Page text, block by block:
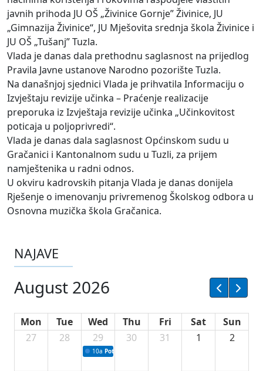
javnih prihoda JU OŠ „Živinice Gornje” Živinice, JU
„Gimnazija Živinice“, JU Mješovita srednja škola Živinice i
JU OŠ „Tušanj” Tuzla.
Vlada je danas dala prethodnu saglasnost na prijedlog
Pravila Javne ustanove Narodno pozorište Tuzla.
Na današnjoj sjednici Vlada je prihvatila Informaciju o
Izvještaju revizije učinka – Praćenje realizacije
preporuka iz Izvještaja revizije učinka „Učinkovitost
poticaja u poljoprivredi“.
Vlada je danas dala saglasnost Općinskom sudu u
Gračanici i Kantonalnom sudu u Tuzli, za prijem
namještenika u radni odnos.
U okviru kadrovskih pitanja Vlada je danas donijela
Rješenje o imenovanju privremenog Školskog odbora u
Osnovna muzička škola Gračanica.
NAJAVE
August 2026
Mon Tue Wed Thu Fri Sat
Sun
27
28 29
10a Potpisivanje ugovora sa neprofitnim
30 31 1 2